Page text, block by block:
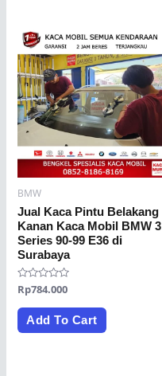
BMW
Jual Kaca Pintu Belakang
Kanan Kaca Mobil BMW 3
Series 90-99 E36 di
Surabaya
Rated
0
out
Rp784.000
Add To Cart